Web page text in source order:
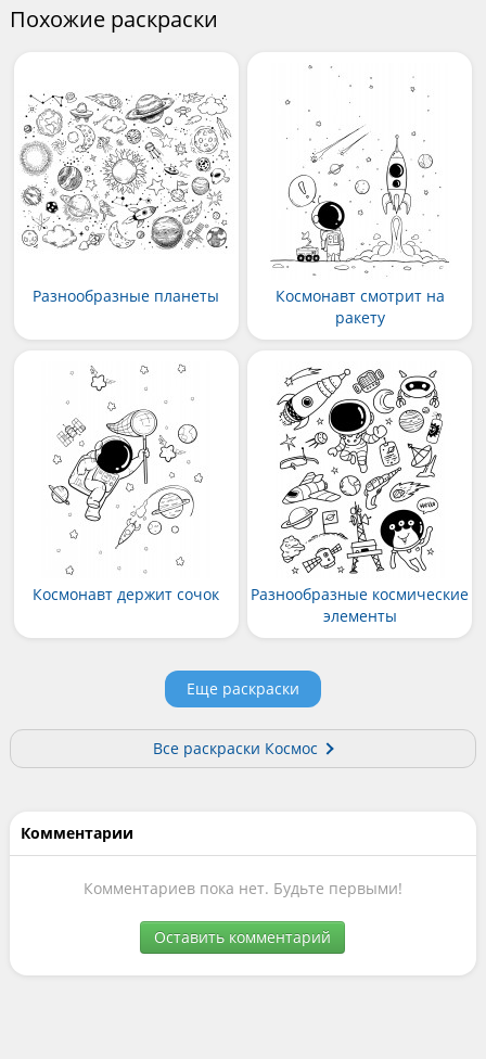
Похожие раскраски
Разнообразные планеты
Космонавт смотрит на
ракету
Космонавт держит сочок
Разнообразные космические
элементы
Еще раскраски
Все раскраски Космос
Комментарии
Комментариев пока нет. Будьте первыми!
Оставить комментарий